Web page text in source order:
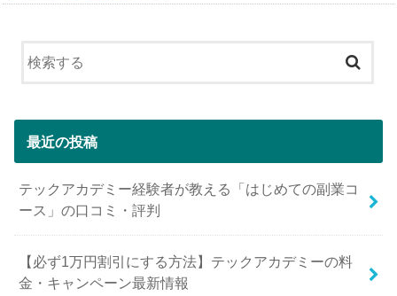
最近の投稿
テックアカデミー経験者が教える「はじめての副業コ
ース」の口コミ・評判
【必ず1万円割引にする方法】テックアカデミーの料
金・キャンペーン最新情報